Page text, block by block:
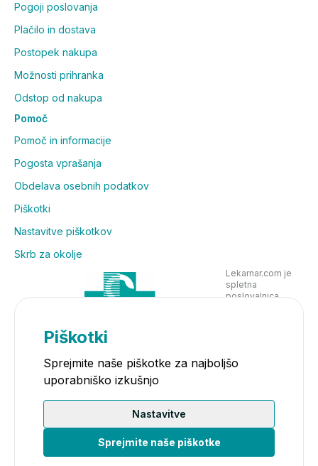
Pogoji poslovanja
Plačilo in dostava
Postopek nakupa
Možnosti prihranka
Odstop od nakupa
Pomoč
Pomoč in informacije
Pogosta vprašanja
Obdelava osebnih podatkov
Piškotki
Nastavitve piškotkov
Skrb za okolje
Lekarnar.com je
spletna
poslovalnica
Piškotki
Sprejmite naše piškotke za najboljšo
uporabniško izkušnjo
Nastavitve
Sprejmite naše piškotke